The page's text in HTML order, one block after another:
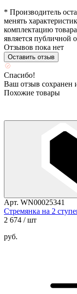
* Производитель
менять
комплектацию
является публичной
Отзывов пока нет
Оставить отзыв
Спасибо!
Ваш отзыв сохранен
Похожие товары
Арт. WN00025341
Стремянка на 2
2 674 / шт
руб.